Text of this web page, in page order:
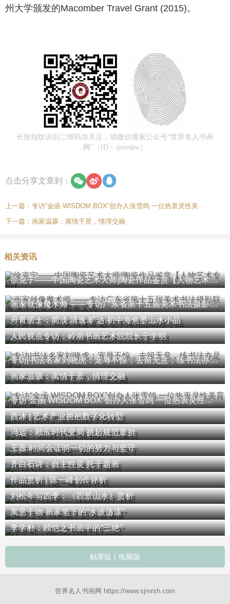
州大学颁发的Macomber Travel Grant (2015)。
长按指纹识别二维码加关注，或微信搜索公众号“世界名人书画
网”（ID：sjmrshw）
点击分享文章到：
上一篇：
下一篇： 画家温骧：寓情于景，情理交融
相关资讯
徐克宁——中国陶瓷艺术大师|陶瓷作品鉴赏【人物艺术专访】
画家就像魔术师 ——专访广东省第十五届美术书法摄影联展 美术类金奖作者崔文亮
丹青居士：简淡.清逸.旷达.初中海焦墨山水小品
人民视点专访：岭南书画艺术院院长宁学明
专访|书法名家刘晓虎：宠辱不惊，去留无意，练书法亦是修心
画家温骧：寓情于景，情理交融
专访“金函 WISDOM BOX”创办人张雪鸽 一位热衷灵性美育的艺术家
西沐 | 艺术产业拥抱数字化转型
冯远：顺应时代变局 挑起规范重担
王薇:时间会证明一切的努力与坚守
齐白石诗：自主性灵 托于题画
作品赏析 | 陈一峰创作评析
刘松年写四季：《四景山水》赏析
寓意于物 画家笔下的“水波荡漾”
李学朴：顾恺之书画中的“三绝”
触屏版 | 电脑版
世界名人书画网 https://www.sjmrsh.com